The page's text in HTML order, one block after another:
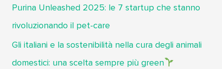
a
Purina Unleashed 2025: le 7 startup che stanno
rivoluzionando il pet-care
Gli italiani e la sostenibilità nella cura degli animali
domestici: una scelta sempre più green